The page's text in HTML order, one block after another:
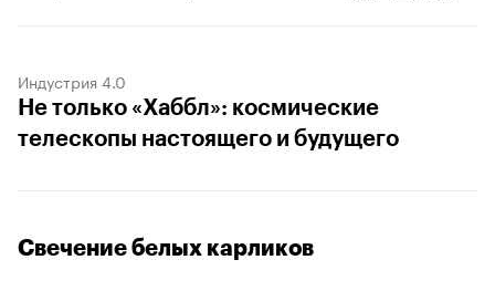
Индустрия 4.0
Не только «Хаббл»: космические
телескопы настоящего и будущего
Свечение белых карликов